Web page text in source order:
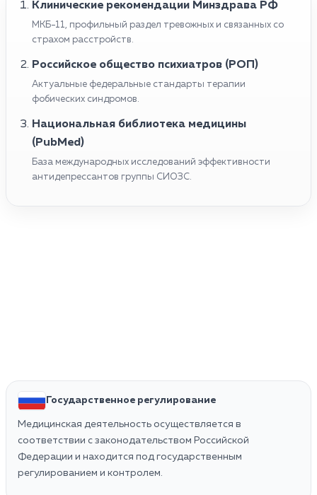
Клинические рекомендации Минздрава РФ
МКБ-11, профильный раздел тревожных и связанных со
страхом расстройств.
Российское общество психиатров (РОП)
Актуальные федеральные стандарты терапии
фобических синдромов.
Национальная библиотека медицины
(PubMed)
База международных исследований эффективности
антидепрессантов группы СИОЗС.
Государственное регулирование
Медицинская деятельность осуществляется в
соответствии с законодательством Российской
Федерации и находится под государственным
регулированием и контролем.